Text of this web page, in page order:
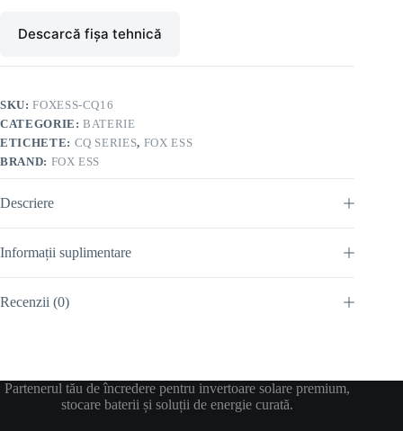
C&I
LFPDescarcă fișa tehnică
SKU:FOXESS-CQ16
CATEGORIE:BATERIE
ETICHETE: CQ SERIES, FOX ESS
BRAND: FOX ESS
Descriere
Informații suplimentare
Recenzii (0)
Partenerul tău de încredere pentru invertoare solare premium,
stocare baterii și soluții de energie curată.